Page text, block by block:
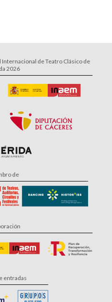
de Teatro Clásico de
2026
de
entradas